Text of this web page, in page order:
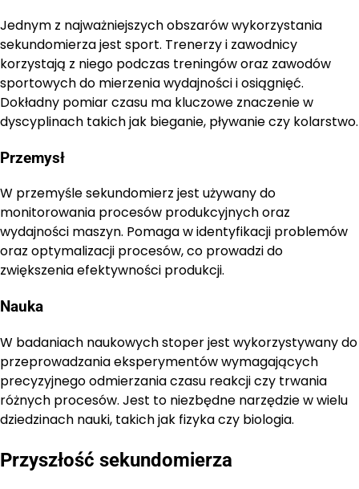
Jednym z najważniejszych obszarów wykorzystania
sekundomierza jest sport. Trenerzy i zawodnicy
korzystają z niego podczas treningów oraz zawodów
sportowych do mierzenia wydajności i osiągnięć.
Dokładny pomiar czasu ma kluczowe znaczenie w
dyscyplinach takich jak bieganie, pływanie czy kolarstwo.
Przemysł
W przemyśle sekundomierz jest używany do
monitorowania procesów produkcyjnych oraz
wydajności maszyn. Pomaga w identyfikacji problemów
oraz optymalizacji procesów, co prowadzi do
zwiększenia efektywności produkcji.
Nauka
W badaniach naukowych stoper jest wykorzystywany do
przeprowadzania eksperymentów wymagających
precyzyjnego odmierzania czasu reakcji czy trwania
różnych procesów. Jest to niezbędne narzędzie w wielu
dziedzinach nauki, takich jak fizyka czy biologia.
Przyszłość sekundomierza